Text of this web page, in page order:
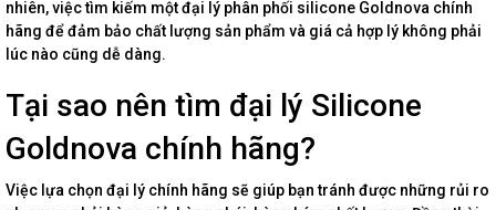
nhiên, việc tìm kiếm một đại lý phân phối silicone Goldnova chính
hãng để đảm bảo chất lượng sản phẩm và giá cả hợp lý không phải
lúc nào cũng dễ dàng.
Tại sao nên tìm đại lý Silicone
Goldnova chính hãng?
Việc lựa chọn đại lý chính hãng sẽ giúp bạn tránh được những rủi ro